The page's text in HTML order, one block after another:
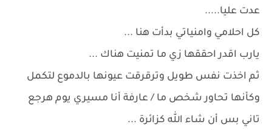
عدت عليا.....
كل احلامي وامنياتي بدأت هنا ...
يارب اقدر احققها زي ما تمنيت هناك ...
ثم اخذت نفس طويل وترقرقت عيونها بالدموع لتكمل
وكأنها تحاور شخص ما / عارفة أنا مسيري يوم هرجع
تاني بس أن شاء الله كزائرة ...